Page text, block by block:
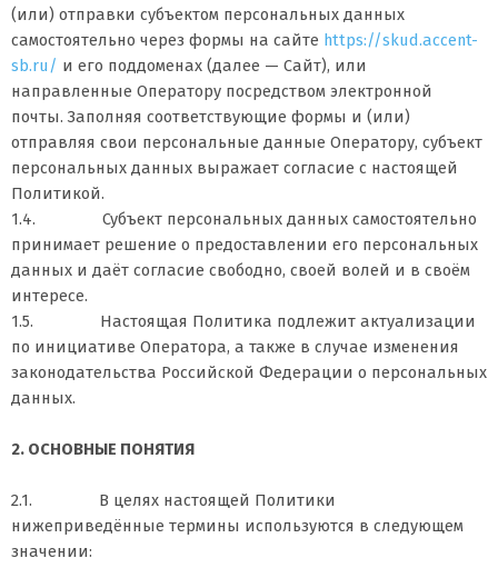
(или) отправки субъектом персональных данных
самостоятельно через формы на сайте https://skud.accent-
sb.ru/ и его поддоменах (далее — Сайт), или
направленные Оператору посредством электронной
почты. Заполняя соответствующие формы и (или)
отправляя свои персональные данные Оператору, субъект
персональных данных выражает согласие с настоящей
Политикой.
1.4. Субъект персональных данных самостоятельно
принимает решение о предоставлении его персональных
данных и даёт согласие свободно, своей волей и в своём
интересе.
1.5. Настоящая Политика подлежит актуализации
по инициативе Оператора, а также в случае изменения
законодательства Российской Федерации о персональных
данных.
2. ОСНОВНЫЕ ПОНЯТИЯ
2.1. В целях настоящей Политики
нижеприведённые термины используются в следующем
значении: